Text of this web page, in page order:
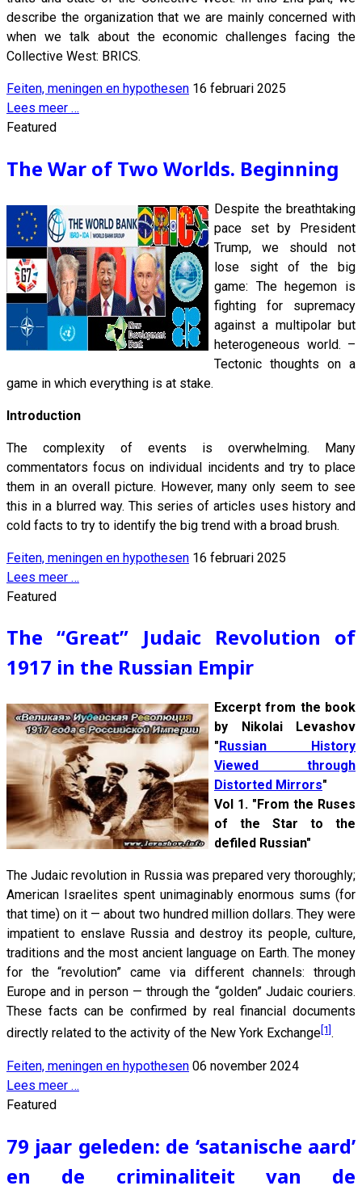
describe the organization that we are mainly concerned with
when we talk about the economic challenges facing the
Collective West: BRICS.
Feiten, meningen en hypothesen 16 februari 2025
Lees meer …
Featured
The War of Two Worlds. Beginning
Despite the breathtaking
pace set by President
Trump, we should not
lose sight of the big
game: The hegemon is
fighting for supremacy
against a multipolar but
heterogeneous world. –
Tectonic thoughts on a
game in which everything is at stake.
Introduction
The complexity of events is overwhelming. Many
commentators focus on individual incidents and try to place
them in an overall picture. However, many only seem to see
this in a blurred way. This series of articles uses history and
cold facts to try to identify the big trend with a broad brush.
Feiten, meningen en hypothesen 16 februari 2025
Lees meer …
Featured
The “Great” Judaic Revolution of
1917 in the Russian Empir
Excerpt from the book
by Nikolai Levashov
" Russian History
Viewed through
Distorted Mirrors"
Vol 1. "From the Ruses
of the Star to the
defiled Russian"
The Judaic revolution in Russia was prepared very thoroughly;
American Israelites spent unimaginably enormous sums (for
that time) on it — about two hundred million dollars. They were
impatient to enslave Russia and destroy its people, culture,
traditions and the most ancient language on Earth. The money
for the “revolution” came via different channels: through
Europe and in person — through the “golden” Judaic couriers.
These facts can be confirmed by real financial documents
directly related to the activity of the New York Exchange[1].
Feiten, meningen en hypothesen 06 november 2024
Lees meer …
Featured
79 jaar geleden: de ‘satanische aard’
en de criminaliteit van de